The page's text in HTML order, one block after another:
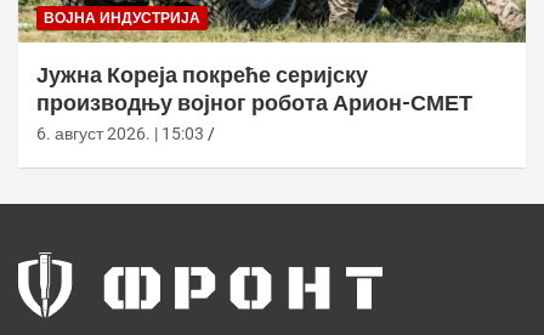
ВОЈНА ИНДУСТРИЈА
Јужна Кореја покреће серијску
производњу војног робота Арион-СМЕТ
6. август 2026. | 15:03